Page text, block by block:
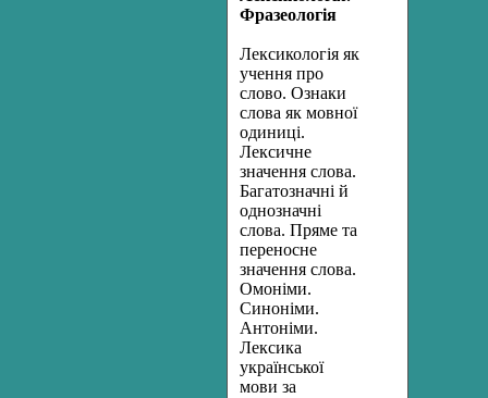
Фразеологія
Лексикологія як
учення про
слово. Ознаки
слова як мовної
одиниці.
Лексичне
значення слова.
Багатозначні й
однозначні
слова. Пряме та
переносне
значення слова.
Омоніми.
Синоніми.
Антоніми.
Лексика
української
мови за